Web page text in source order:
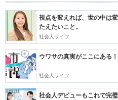
視点を変えれば、世の中は
たえたいこと。
社会人ライフ
ウワサの真実がここにある
社会人ライフ
社会人デビューもこれで完